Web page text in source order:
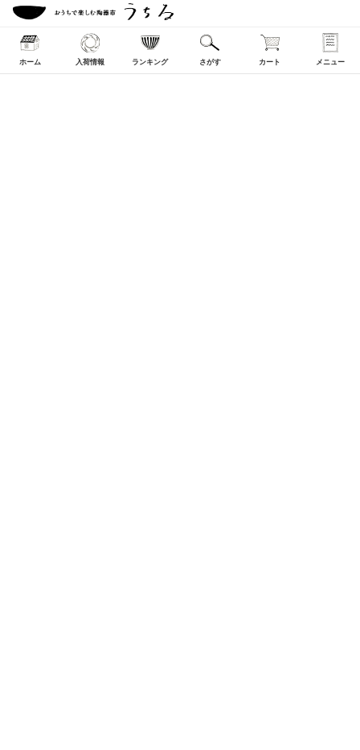
ホーム 入荷情報 ランキング さがす カート メニュー